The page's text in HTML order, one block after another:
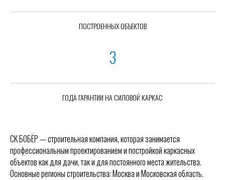
ПОСТРОЕННЫХ ОБЪЕКТОВ
3
ГОДА ГАРАНТИИ НА СИЛОВОЙ КАРКАС
СК БОБЁР — строительная компания, которая занимается
профессиональным проектированием и постройкой каркасных
объектов как для дачи, так и для постоянного места жительства.
Основные регионы строительства: Москва и Московская область.